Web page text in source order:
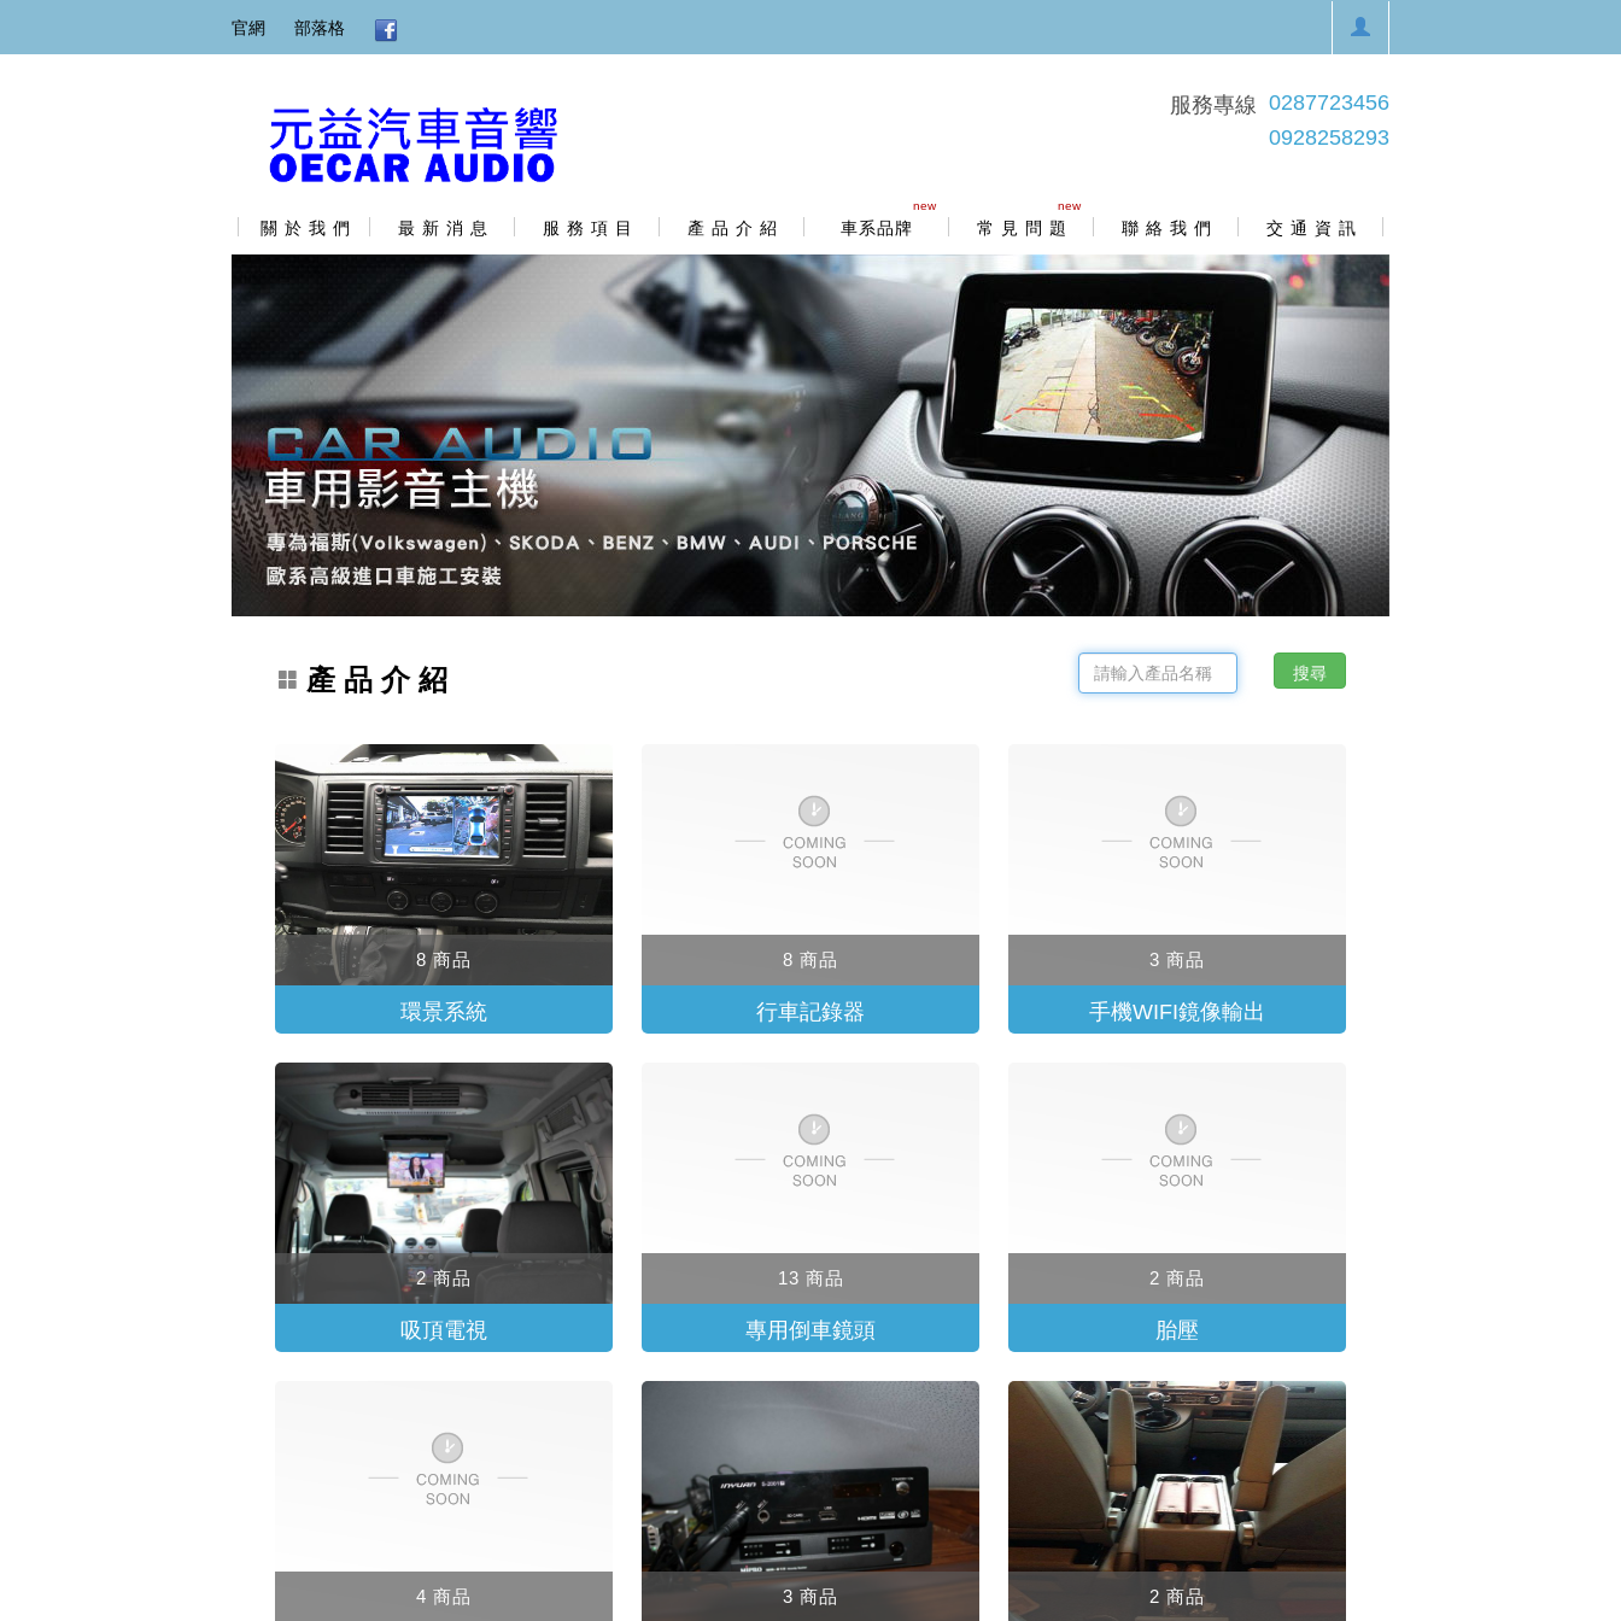
官網 部落格
服務專線 0287723456
0928258293
關 於 我 們 最 新 消 息 服 務 項 目 產 品 介 紹
new
車系品牌
new
常 見 問 題 聯 絡 我 們 交 通 資 訊
產 品 介 紹
8 商品
環景系統
8 商品
行車記錄器
3 商品
手機WIFI鏡像輸出
2 商品
吸頂電視
13 商品
專用倒車鏡頭
2 商品
胎壓
4 商品 3 商品 2 商品